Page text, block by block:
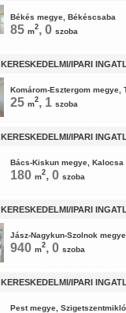
Békés megye, Békéscsaba
85 m2, 0 szoba
KERESKEDELMI/IPARI
Komárom-Esztergom megye,
25 m2, 1 szoba
KERESKEDELMI/IPARI
Bács-Kiskun megye, Kalocsa
180 m2, 0 szoba
KERESKEDELMI/IPARI
Jász-Nagykun-Szolnok
940 m2, 0 szoba
KERESKEDELMI/IPARI
Pest megye,